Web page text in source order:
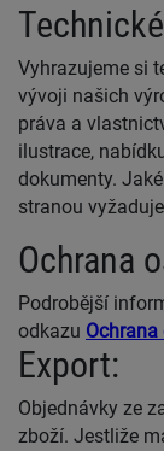
Vyhrazujeme si
vývoji našich
práva a
ilustrace,
dokumenty.
stranou
Ochrana
Podrobější
odkazu
Export:
Objednávky ze
zboží. Jestliže